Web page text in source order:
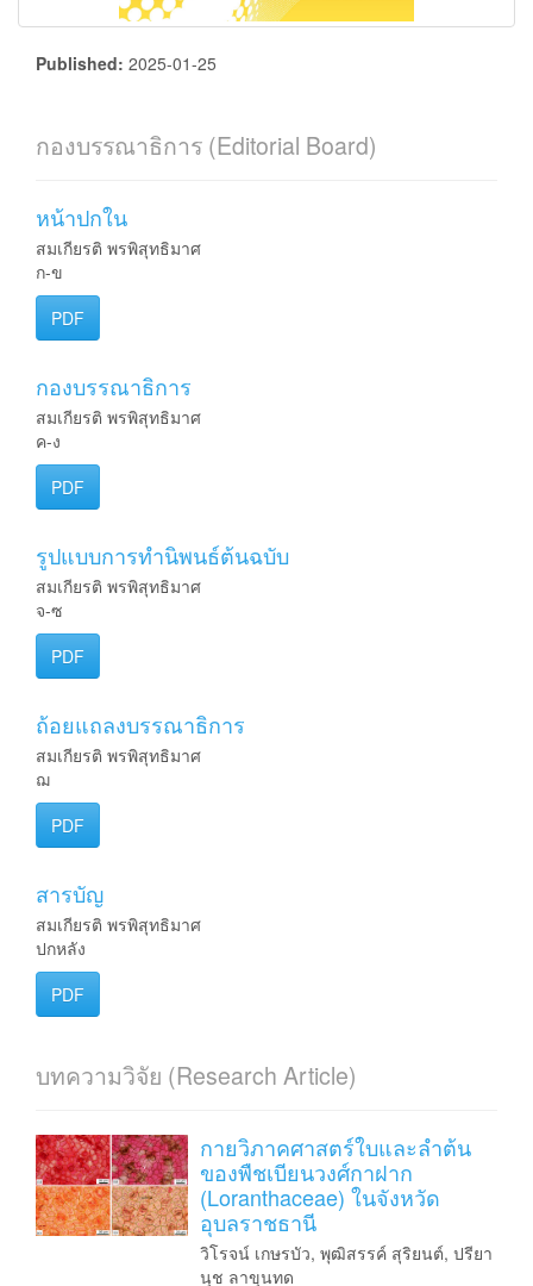
Published: 2025-01-25
กองบรรณาธิการ (Editorial Board)
หน้าปกใน
สมเกียรติ พรพิสุทธิมาศ
ก-ข
PDF
กองบรรณาธิการ
สมเกียรติ พรพิสุทธิมาศ
ค-ง
PDF
รูปแบบการทำนิพนธ์ต้นฉบับ
สมเกียรติ พรพิสุทธิมาศ
จ-ซ
PDF
ถ้อยแถลงบรรณาธิการ
สมเกียรติ พรพิสุทธิมาศ
ฌ
PDF
สารบัญ
สมเกียรติ พรพิสุทธิมาศ
ปกหลัง
PDF
บทความวิจัย (Research Article)
กายวิภาคศาสตร์ใบและลำต้น
ของพืชเบียนวงศ์กาฝาก
(Loranthaceae) ในจังหวัด
อุบลราชธานี
วิโรจน์ เกษรบัว, พุฒิสรรค์ สุริยนต์, ปรียา
นุช ลาขุนทด